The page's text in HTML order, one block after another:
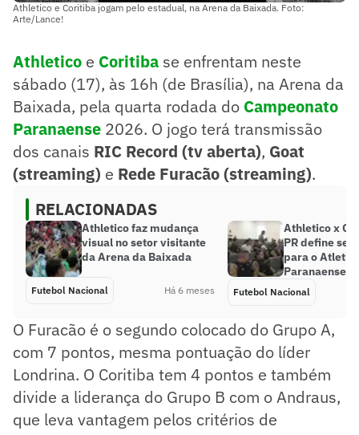
Athletico e Coritiba jogam pelo estadual, na Arena da Baixada. Foto:
Arte/Lance!
Athletico e Coritiba se enfrentam neste
sábado (17), às 16h (de Brasília), na Arena da
Baixada, pela quarta rodada do Campeonato
Paranaense 2026. O jogo terá transmissão
dos canais RIC Record (tv aberta), Goat
(streaming) e Rede Furacão (streaming).
RELACIONADAS
Athletico faz mudança
visual no setor visitante
da Arena da Baixada
Futebol Nacional Há 6 meses
Athletico x
PR define
para o
Paranaense
Futebol Nacional
O Furacão é o segundo colocado do Grupo A,
com 7 pontos, mesma pontuação do líder
Londrina. O Coritiba tem 4 pontos e também
divide a liderança do Grupo B com o Andraus,
que leva vantagem pelos critérios de